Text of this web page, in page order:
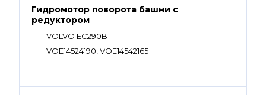
Гидромотор поворота башни с
редуктором
VOLVO EC290B
VOE14524190, VOE14542165